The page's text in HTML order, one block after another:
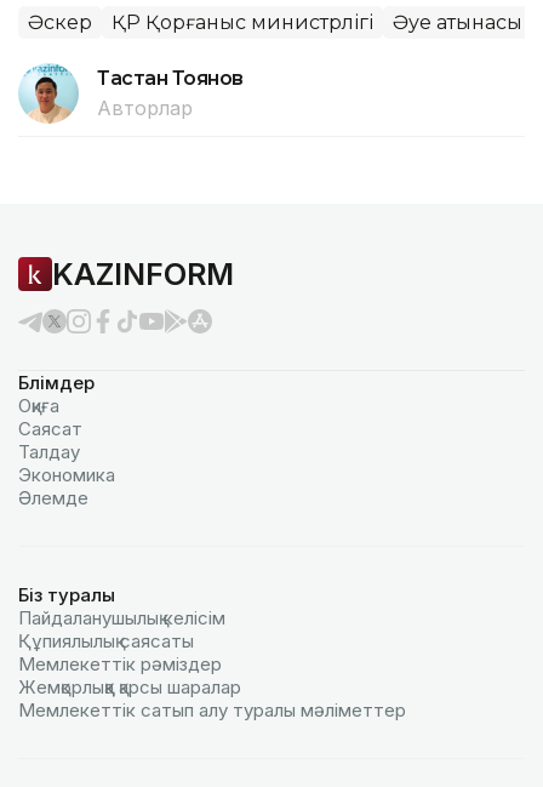
Әскер ҚР Қорғаныс министрлігі Әуе қатынасы
Тастан Тоянов
Авторлар
KAZINFORM
Бөлімдер
Оқиға
Саясат
Талдау
Экономика
Әлемде
Біз туралы
Пайдаланушылық келiciм
Құпиялылық саясаты
Мемлекеттік рәміздер
Жемқорлыққа қарсы шаралар
Мемлекеттік сатып алу туралы мәлiметтер